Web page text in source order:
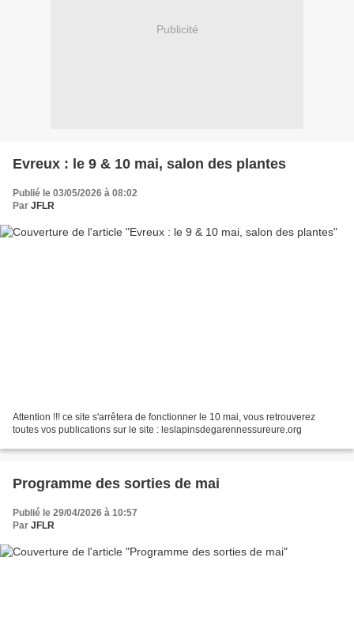
Publicité
Evreux : le 9 & 10 mai, salon des plantes
Publié le 03/05/2026 à 08:02
Par JFLR
Attention !!! ce site s'arrêtera de fonctionner le 10 mai, vous retrouverez
toutes vos publications sur le site : leslapinsdegarennessureure.org
Programme des sorties de mai
Publié le 29/04/2026 à 10:57
Par JFLR